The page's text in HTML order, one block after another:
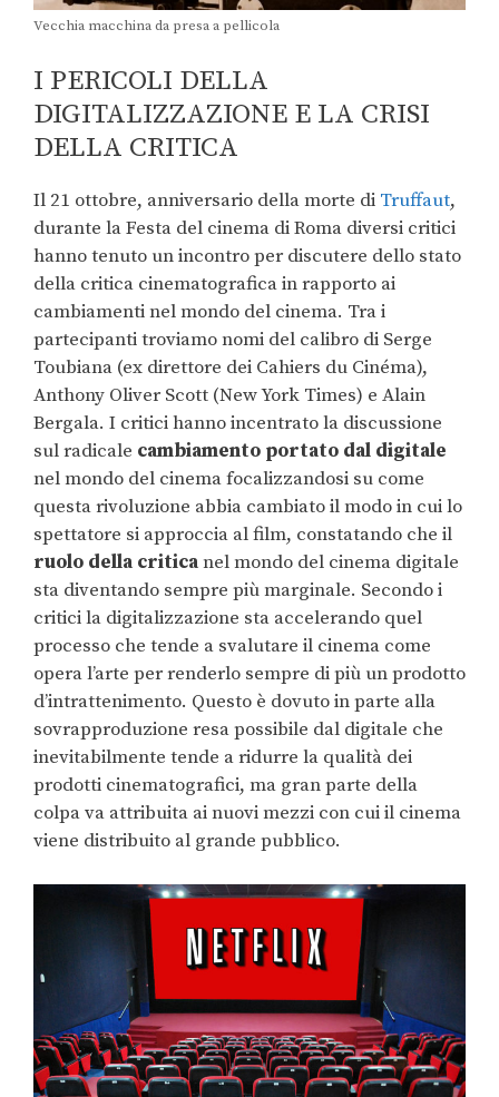
Vecchia macchina da presa a pellicola
I PERICOLI DELLA
DIGITALIZZAZIONE E LA CRISI
DELLA CRITICA
Il 21 ottobre, anniversario della morte di Truffaut,
durante la Festa del cinema di Roma diversi critici
hanno tenuto un incontro per discutere dello stato
della critica cinematografica in rapporto ai
cambiamenti nel mondo del cinema. Tra i
partecipanti troviamo nomi del calibro di Serge
Toubiana (ex direttore dei Cahiers du Cinéma),
Anthony Oliver Scott (New York Times) e Alain
Bergala. I critici hanno incentrato la discussione
sul radicale cambiamento portato dal digitale
nel mondo del cinema focalizzandosi su come
questa rivoluzione abbia cambiato il modo in cui lo
spettatore si approccia al film, constatando che il
ruolo della criticanel mondo del cinema digitale
sta diventando sempre più marginale. Secondo i
critici la digitalizzazione sta accelerando quel
processo che tende a svalutare il cinema come
opera l’arte per renderlo sempre di più un prodotto
d’intrattenimento. Questo è dovuto in parte alla
sovrapproduzione resa possibile dal digitale che
inevitabilmente tende a ridurre la qualità dei
prodotti cinematografici, ma gran parte della
colpa va attribuita ai nuovi mezzi con cui il cinema
viene distribuito al grande pubblico.